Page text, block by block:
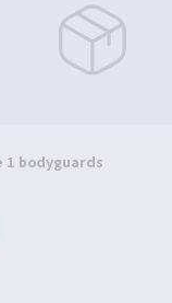
1 bodyguards